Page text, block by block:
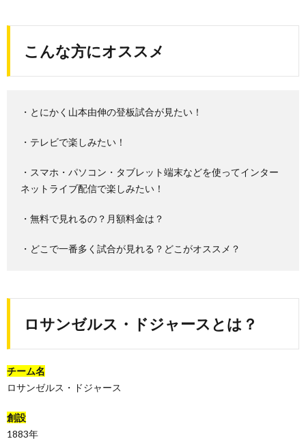
こんな方にオススメ
・とにかく山本由伸の登板試合が見たい！
・テレビで楽しみたい！
・スマホ・パソコン・タブレット端末などを使ってインター
ネットライブ配信で楽しみたい！
・無料で見れるの？月額料金は？
・どこで一番多く試合が見れる？どこがオススメ？
ロサンゼルス・ドジャースとは？
チーム名
ロサンゼルス・ドジャース
創設
1883年